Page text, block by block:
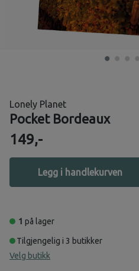
Lonely Planet
Pocket Bordeaux
149,-
Legg i handlekurven
1 på lager
Tilgjengelig i 3 butikker
Velg butikk